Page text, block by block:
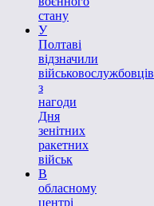
стану
У
Полтаві
відзначили
військовослужбовців
з
нагоди
Дня
зенітних
ракетних
військ
В
обласному
центрі